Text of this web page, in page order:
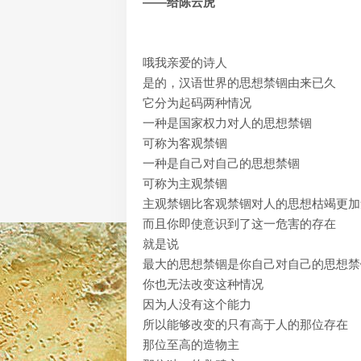
哦我亲爱的诗人
是的，汉语世界的思想禁锢由来已久
它分为起码两种情况
一种是国家权力对人的思想禁锢
可称为客观禁锢
一种是自己对自己的思想禁锢
可称为主观禁锢
主观禁锢比客观禁锢对人的思想枯竭更
而且你即使意识到了这一危害的存在
就是说
最大的思想禁锢是你自己对自己的思想
你也无法改变这种情况
因为人没有这个能力
所以能够改变的只有高于人的那位存在
那位至高的造物主